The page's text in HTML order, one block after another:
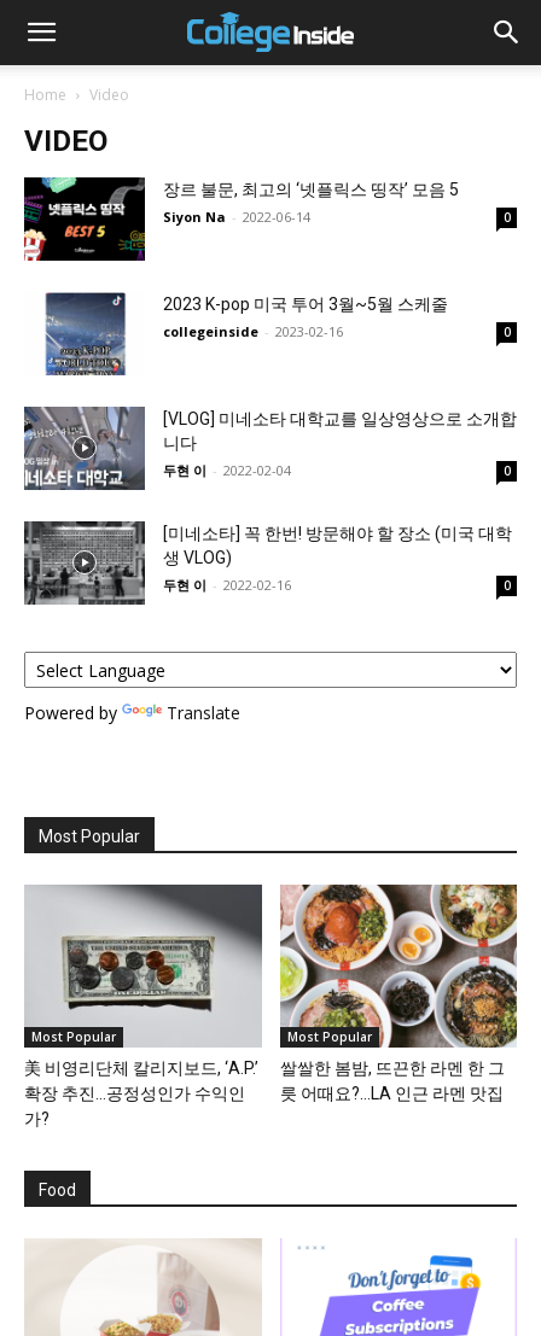
Home Video
VIDEO
장르 불문, 최고의 ‘넷플릭스 띵작’ 모음 5
Siyon Na - 2022-06-14 0
2023 K-pop 미국 투어 3월~5월 스케줄
collegeinside - 2023-02-16 0
[VLOG] 미네소타 대학교를 일상영상으로 소개합
니다
두현 이 - 2022-02-04 0
[미네소타] 꼭 한번! 방문해야 할 장소 (미국 대학
생 VLOG)
두현 이 - 2022-02-16 0
Powered by Translate
Most Popular
Most Popular
美 비영리단체 칼리지보드, ‘A.P.’
확장 추진…공정성인가 수익인
가?
Most Popular
쌀쌀한 봄밤, 뜨끈한 라멘 한 그
릇 어때요?…LA 인근 라멘 맛집
Food